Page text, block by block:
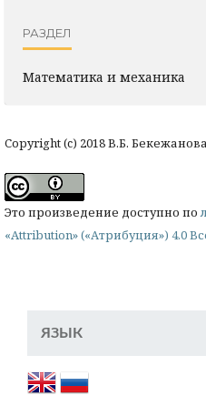
РАЗДЕЛ
Математика и механика
Copyright (c) 2018 В.Б.
Это произведение доступно по
«Attribution» («Атрибуция») 4.0
ЯЗЫК